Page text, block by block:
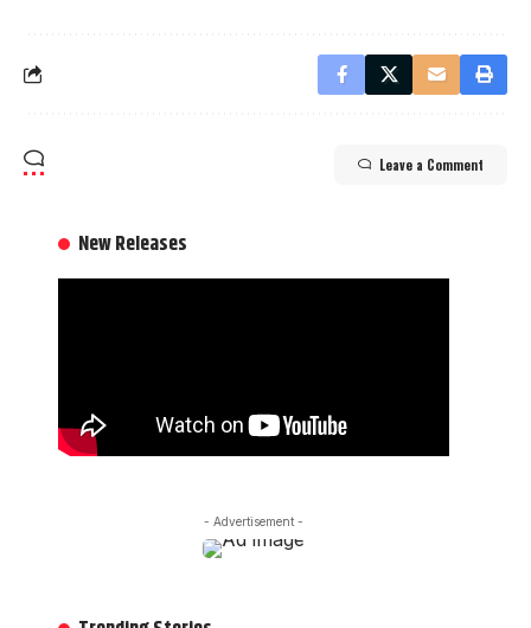
Leave a Comment
New Releases
- Advertisement -